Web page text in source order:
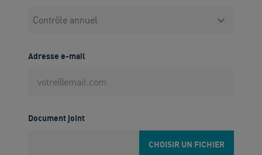
pas
votre
Contactez
notre
Adresse e-mail
Document joint
CHOISIR UN FICHIER